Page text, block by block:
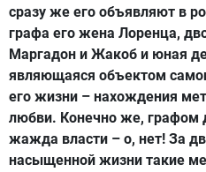
сразу же его объявляют в
графа его жена Лоренца,
Маргадон и Жакоб и юная
являющаяся объектом
его жизни – нахождения
любви. Конечно же, графом
жажда власти – о, нет! За
насыщенной жизни такие